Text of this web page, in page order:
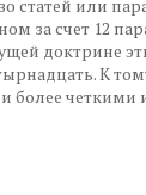
статей или
за счет 12
доктрине
К
более